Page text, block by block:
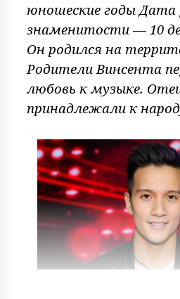
юношеские годы
знаменитости — 10
Он родился на
Родители Винсента
любовь к музыке.
принадлежали к